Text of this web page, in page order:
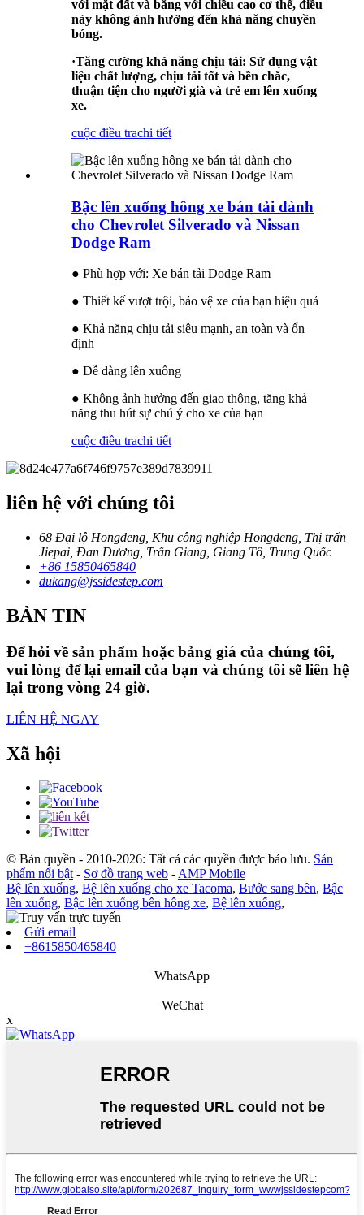
với mặt đất và bằng với chiều cao cơ thể, điều
này không ảnh hưởng đến khả năng chuyền
bóng.
·Tăng cường khả năng chịu tải: Sử dụng vật
liệu chất lượng, chịu tải tốt và bền chắc,
thuận tiện cho người già và trẻ em lên xuống
xe.
cuộc điều trachi tiết
Bậc lên xuống hông xe bán tải dành
cho Chevrolet Silverado và Nissan
Dodge Ram
● Phù hợp với: Xe bán tải Dodge Ram
● Thiết kế vượt trội, bảo vệ xe của bạn hiệu quả
● Khả năng chịu tải siêu mạnh, an toàn và ổn
định
● Dễ dàng lên xuống
● Không ảnh hưởng đến giao thông, tăng khả
năng thu hút sự chú ý cho xe của bạn
cuộc điều trachi tiết
liên hệ với chúng tôi
68 Đại lộ Hongdeng, Khu công nghiệp Hongdeng, Thị trấn
Jiepai, Đan Dương, Trấn Giang, Giang Tô, Trung Quốc
+86 15850465840
dukang@jssidestep.com
BẢN TIN
Để hỏi về sản phẩm hoặc bảng giá của chúng tôi,
vui lòng để lại email của bạn và chúng tôi sẽ liên hệ
lại trong vòng 24 giờ.
LIÊN HỆ NGAY
Xã hội
© Bản quyền - 2010-2026: Tất cả các quyền được bảo lưu. Sản
phẩm nổi bật- Sơ đồ trang web -AMP Mobile
Bệ lên xuống, Bệ lên xuống cho xe Tacoma, Bước sang bên, Bậc
lên xuống, Bậc lên xuống bên hông xe, Bệ lên xuống,
Gửi email
+8615850465840
WhatsApp
WeChat
x